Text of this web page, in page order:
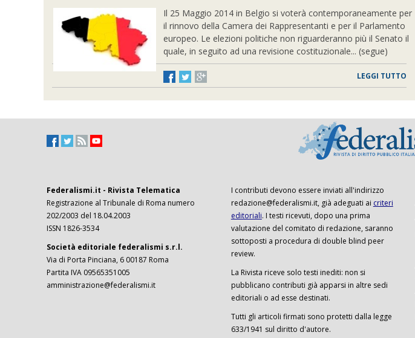
Il 25 Maggio 2014 in Belgio si voterà contemporaneamente per
il rinnovo della Camera dei Rappresentanti e per il Parlamento
europeo. Le elezioni politiche non riguarderanno più il Senato il
quale, in seguito ad una revisione costituzionale... (segue)
LEGGI TUTTO
Federalismi.it - Rivista Telematica
Registrazione al Tribunale di Roma numero
202/2003 del 18.04.2003
ISSN 1826-3534
Società editoriale federalismi s.r.l.
Via di Porta Pinciana, 6 00187 Roma
Partita IVA 09565351005
amministrazione@federalismi.it
I contributi devono essere inviati all'indirizzo
redazione@federalismi.it, già adeguati ai criteri
editoriali. I testi ricevuti, dopo una prima
valutazione del comitato di redazione, saranno
sottoposti a procedura di double blind peer
review.
La Rivista riceve solo testi inediti: non si
pubblicano contributi già apparsi in altre sedi
editoriali o ad esse destinati.
Tutti gli articoli firmati sono protetti dalla legge
633/1941 sul diritto d'autore.